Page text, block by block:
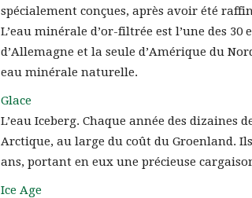
spécialement conçues, après avoir été
L’eau minérale d’or-filtrée est l’une des
d’Allemagne et la seule d’Amérique du
eau minérale naturelle.
Glace
L’eau Iceberg. Chaque année des dizaines
Arctique, au large du coût du Groenland.
ans, portant en eux une précieuse
Ice Age